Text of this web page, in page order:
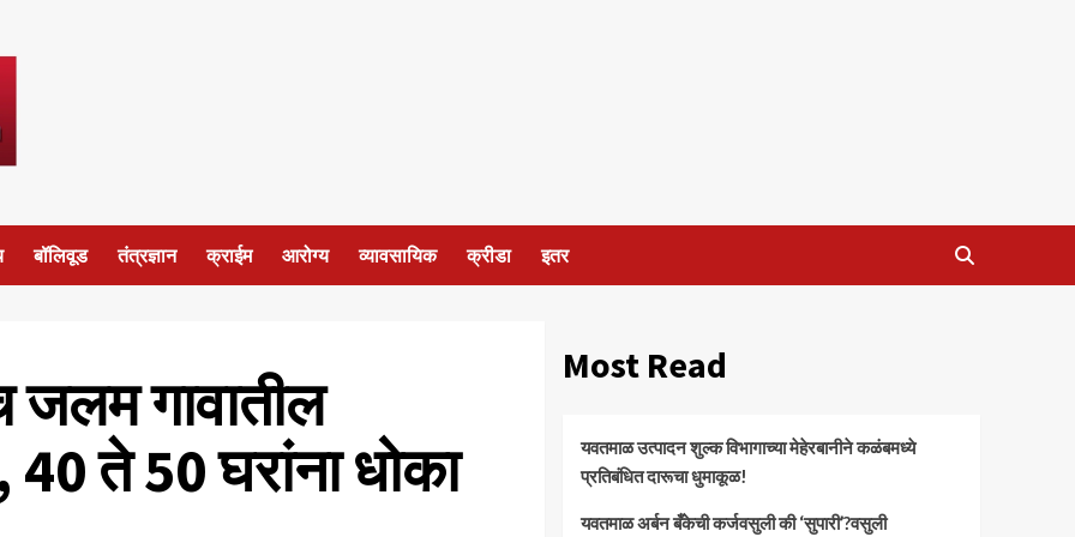
बॉलिवूड तंत्रज्ञान क्राईम आरोग्य व्यावसायिक क्रीडा इतर
जलम गावातील
ते 50 घरांना धोका
Most Read
यवतमाळ उत्पादन शुल्क विभागाच्या मेहेरबानीने कळंबमध्ये
प्रतिबंधित दारूचा धुमाकूळ!
​यवतमाळ अर्बन बँकेची कर्जवसुली की ‘सुपारी’?वसुली